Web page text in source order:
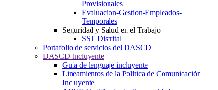
Provisionales
Evaluacion-Gestion-Empleados-
Temporales
Seguridad y Salud en el Trabajo
SST Distrital
Portafolio de servicios del DASCD
DASCD Incluyente
Guía de lenguaje incluyente
Lineamientos de la Política de Comunicación
Incluyente